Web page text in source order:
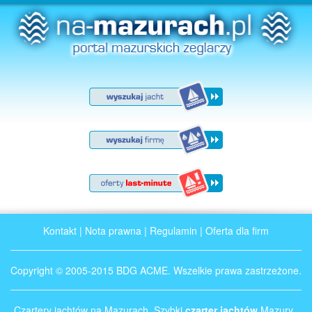
Kontakt | Nota prawna | Regulamin | Oferta dla firm
Copyright © 2005-2015 BDG ACME. Wszelkie prawa zastrzeżone.